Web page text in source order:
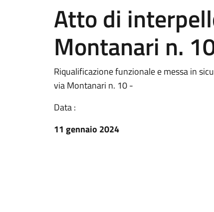
Atto di
Montanari n.
Riqualificazione funzionale e messa in
via Montanari n. 10 -
Data :
11 gennaio 2024